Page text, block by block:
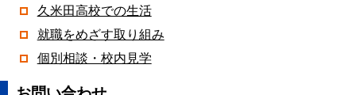
久米田高校での生活
就職をめざす取り組み
個別相談・校内見学